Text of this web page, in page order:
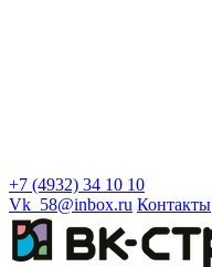
+7 (4932) 34 10 10
Vk_58@inbox.ru Контакты